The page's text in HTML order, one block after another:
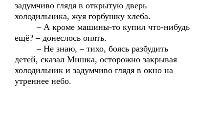
задумчиво глядя в открытую дверь
холодильника, жуя горбушку хлеба.
– А кроме машины-то купил что-нибудь
ещё? – донеслось опять.
– Не знаю, – тихо, боясь разбудить
детей, сказал Мишка, осторожно закрывая
холодильник и задумчиво глядя в окно на
утреннее небо.